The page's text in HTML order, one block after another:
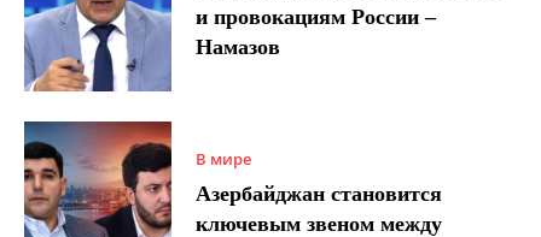
и провокациям России –
Намазов
В мире
Азербайджан становится
ключевым звеном между